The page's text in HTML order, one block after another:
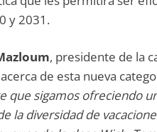
y 2031.
, presidente de la
de esta nueva
que sigamos ofreciendo
la diversidad de